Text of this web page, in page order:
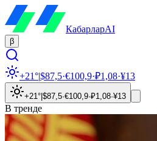
КабарларAI
β
+21°|$87,5·€100,9·₽1,08·¥13
+21° $87,5·€100,9·₽1,08·¥13
В тренде